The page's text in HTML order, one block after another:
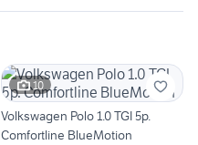
10
Volkswagen Polo 1.0 TGI 5p.
Comfortline BlueMotion